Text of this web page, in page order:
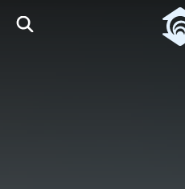
Pular para o Conteúdo principal